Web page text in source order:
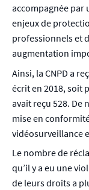
accompagnée par
enjeux de
professionnels et
augmentation
Ainsi, la CNPD a
écrit en 2018, soit
avait reçu 528.
mise en
vidéosurveillance
Le nombre de
qu’il y a eu une
de leurs droits a